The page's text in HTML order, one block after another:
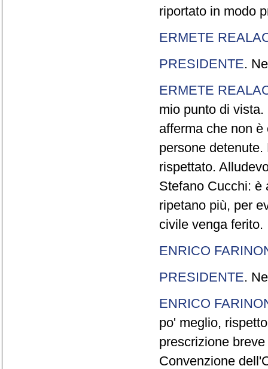
riportato in modo
ERMETE
PRESIDENTE.
ERMETE
mio punto di
afferma che non
persone
rispettato.
Stefano Cucchi: è
ripetano più, per
civile venga ferito.
ENRICO
PRESIDENTE.
ENRICO
po' meglio,
prescrizione
Convenzione